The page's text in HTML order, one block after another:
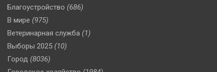
Благоустройство (686)
В мире (975)
Ветеринарная служба (1)
Выборы 2025 (10)
Город (8036)